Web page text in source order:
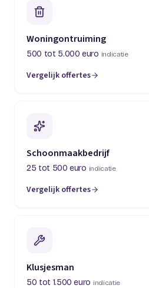
Woningontruiming
500 tot 5.000 euro indicatie
Vergelijk offertes
(opent in een nieuw tabblad)
Schoonmaakbedrijf
25 tot 500 euro indicatie
Vergelijk offertes
(opent in een nieuw tabblad)
Klusjesman
50 tot 1.500 euro indicatie